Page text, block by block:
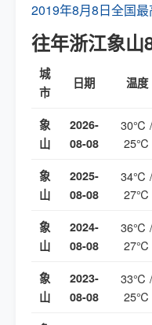
2019年8月8日全国
往年浙江象山
城
市
日期 温度
象
山
2026-
08-08
30℃ /
25℃
象
山
2025-
08-08
34℃ /
27℃
象
山
2024-
08-08
36℃ /
27℃
象
山
2023-
08-08
33℃ /
25℃